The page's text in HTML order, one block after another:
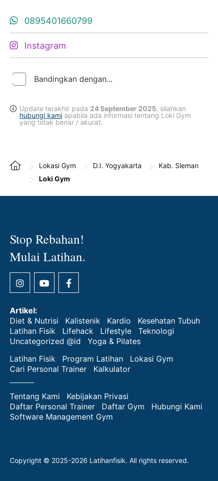
0895401660799
Instagram
Bandingkan dengan...
Update terakhir pada 24 September 2025, silahkan
hubungi kami apabila ada informasi tentang Loki Gym
yang tidak benar / akurat.
Lokasi Gym D.I. Yogyakarta
Kab. Sleman
Loki Gym
Stop Rebahan!
Mulai Latihan.
Artikel:
Diet & Nutrisi
Kalistenik Kardio
Kesehatan Tubuh
Latihan Fisik
Lifehack Lifestyle
Teknologi
Uncategorized @id
Yoga & Pilates
Latihan Fisik
Program Latihan
Lokasi Gym
Cari Personal Trainer
Kalkulator
Tentang Kami
Kebijakan Privasi
Daftar Personal Trainer
Daftar Gym
Hubungi Kami
Software Management Gym
Copyright © 2025-2026 Latihanfisik. All rights reserved.